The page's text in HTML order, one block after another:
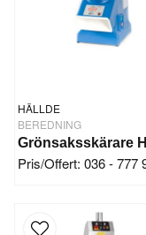
HÄLLDE
BEREDNING
Pris/Offert: 036 - 777